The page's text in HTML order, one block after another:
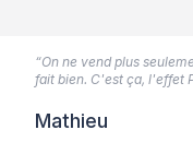
“On ne vend plus
fait bien. C'est ça, l'effet
Mathieu